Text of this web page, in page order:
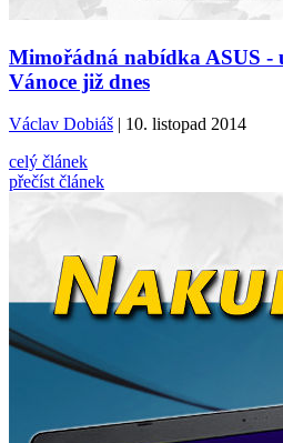
Mimořádná nabídka ASUS -
Vánoce již dnes
Václav Dobiáš | 10. listopad 2014
celý článek
přečíst článek